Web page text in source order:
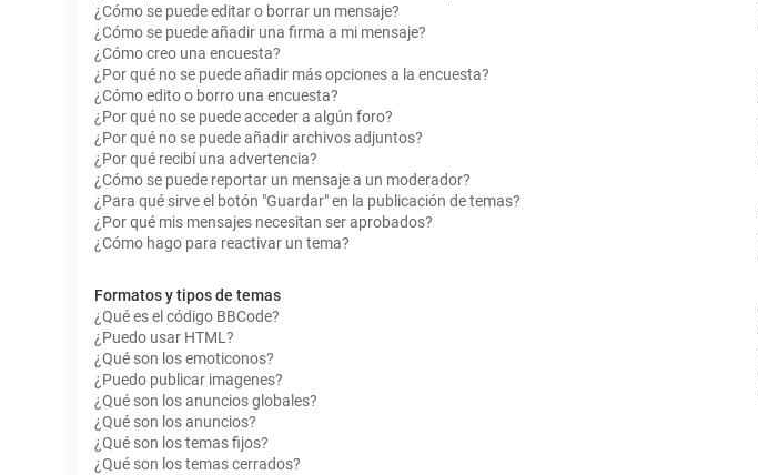
¿Cómo se puede editar o borrar un mensaje?
¿Cómo se puede añadir una firma a mi mensaje?
¿Cómo creo una encuesta?
¿Por qué no se puede añadir más opciones a la encuesta?
¿Cómo edito o borro una encuesta?
¿Por qué no se puede acceder a algún foro?
¿Por qué no se puede añadir archivos adjuntos?
¿Por qué recibí una advertencia?
¿Cómo se puede reportar un mensaje a un moderador?
¿Para qué sirve el botón "Guardar" en la publicación de temas?
¿Por qué mis mensajes necesitan ser aprobados?
¿Cómo hago para reactivar un tema?
Formatos y tipos de temas
¿Qué es el código BBCode?
¿Puedo usar HTML?
¿Qué son los emoticonos?
¿Puedo publicar imagenes?
¿Qué son los anuncios globales?
¿Qué son los anuncios?
¿Qué son los temas fijos?
¿Qué son los temas cerrados?